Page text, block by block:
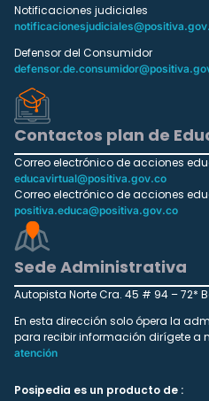
Notificaciones judiciales
Defensor del Consumidor
Contactos plan de
Correo electrónico de acciones
educavirtual@positiva.gov.co
Correo electrónico de acciones
positiva.educa@positiva.gov.co
Sede Administrativa
Autopista Norte Cra. 45 # 94 – 72*
En esta dirección solo ópera la
para recibir información dirígete a
atención
Posipedia es un producto de :